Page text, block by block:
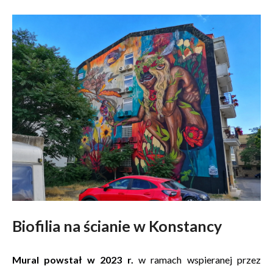
Biofilia na ścianie w Konstancy
Mural powstał w 2023 r. w ramach wspieranej przez